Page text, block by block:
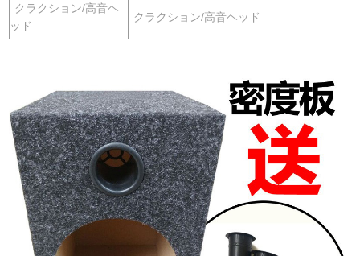
クラクション/高音ヘ
ッド
クラクション/高音ヘッド